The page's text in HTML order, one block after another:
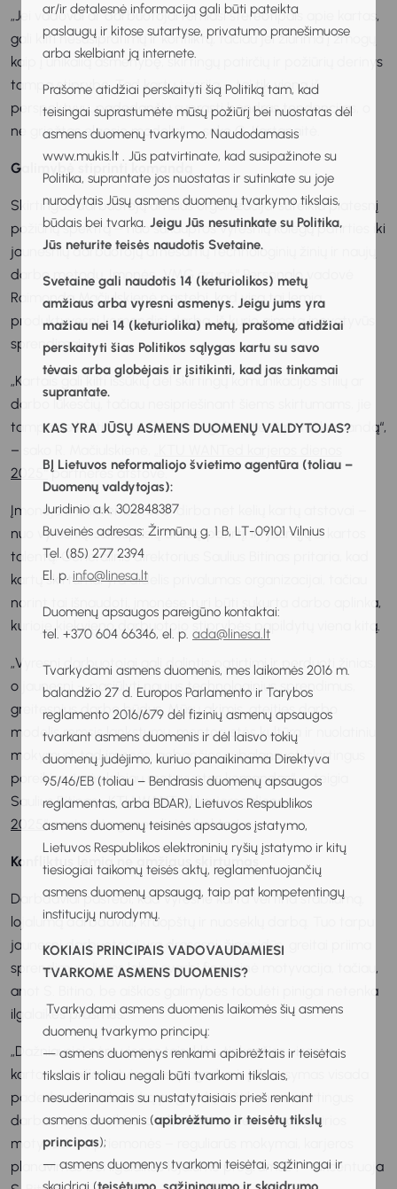
ar/ir detalesnė informacija gali būti pateikta
paslaugų ir kitose sutartyse, privatumo pranešimuose
arba skelbiant ją internete.
Prašome atidžiai perskaityti šią Politiką tam, kad
teisingai suprastumėte mūsų požiūrį bei nuostatas dėl
asmens duomenų tvarkymo. Naudodamasis
www.mukis.lt . Jūs patvirtinate, kad susipažinote su
Politika, suprantate jos nuostatas ir sutinkate su joje
nurodytais Jūsų asmens duomenų tvarkymo tikslais,
būdais bei tvarka. Jeigu Jūs nesutinkate su Politika,
Jūs neturite teisės naudotis Svetaine.
Svetaine gali naudotis 14 (keturiolikos) metų
amžiaus arba vyresni asmenys. Jeigu jums yra
mažiau nei 14 (keturiolika) metų, prašome atidžiai
perskaityti šias Politikos sąlygas kartu su savo
tėvais arba globėjais ir įsitikinti, kad jas tinkamai
suprantate.
KAS YRA JŪSŲ ASMENS DUOMENŲ VALDYTOJAS?
BĮ Lietuvos neformaliojo švietimo agentūra (toliau –
Duomenų valdytojas):
Juridinio a.k. 302848387
Buveinės adresas: Žirmūnų g. 1 B, LT-09101 Vilnius
Tel. (85) 277 2394
El. p. info@linesa.lt
Duomenų apsaugos pareigūno kontaktai:
tel. +370 604 66346, el. p. ada@linesa.lt
Tvarkydami asmens duomenis, mes laikomės 2016 m.
balandžio 27 d. Europos Parlamento ir Tarybos
reglamento 2016/679 dėl fizinių asmenų apsaugos
tvarkant asmens duomenis ir dėl laisvo tokių
duomenų judėjimo, kuriuo panaikinama Direktyva
95/46/EB (toliau – Bendrasis duomenų apsaugos
reglamentas, arba BDAR), Lietuvos Respublikos
asmens duomenų teisinės apsaugos įstatymo,
Lietuvos Respublikos elektroninių ryšių įstatymo ir kitų
tiesiogiai taikomų teisės aktų, reglamentuojančių
asmens duomenų apsaugą, taip pat kompetentingų
institucijų nurodymų.
KOKIAIS PRINCIPAIS VADOVAUDAMIESI
TVARKOME ASMENS DUOMENIS?
Tvarkydami asmens duomenis laikomės šių asmens
duomenų tvarkymo principų:
— asmens duomenys renkami apibrėžtais ir teisėtais
tikslais ir toliau negali būti tvarkomi tikslais,
nesuderinamais su nustatytaisiais prieš renkant
asmens duomenis (apibrėžtumo ir teisėtų tikslų
principas);
— asmens duomenys tvarkomi teisėtai, sąžiningai ir
„Jei vadovai ar darbuotojai remiasi stereotipais apie kartas,
gali kilti nesusipratimų ir konfliktų, tačiau jei žiūrima į žmogų
kaip į unikalią asmenybę, skirtingų patirčių ir požiūrių derinys
tampa stiprybe. Tad kartų teorija – tai tik viena iš
perspektyvų, padedančių suprasti bendras tendencijas, o
ne griežtas elgesio modelis“, – sako G. Kartanaitė.
Galimybė stiprinti komandą
Skirtingas darbuotojų amžius organizacijai suteikia platesnį
požiūrių spektrą – nuo sukauptos vyresnių kolegų patirties iki
jaunesnių darbuotojų atnešamų technologinių žinių ir naujų
darbo metodų. Įmonės „VMG grupė“ Personalo vadovė
Raimonda Mačiulskienė pastebi, kad visa tai lemia
produktyvesnį komandinį darbą, iš kurio gimsta inovatyvūs
sprendimai.
„Kartais gali kilti iššūkių dėl skirtingų komunikacijos stilių ar
darbo lūkesčių, tačiau nesipriešinant šiems skirtumams, jie
tampa ne kliūtimi, o papildoma galimybe stiprinti komandą“,
– sako R. Mačiulskienė,
2025“partnerės atstovė.
Įmonėje „Hollister Lietuva“ dirba net kelių kartų atstovai –
nuo vyresnių, sukaupusių didelę patirtį, iki jaunųjų Z kartos
talentų. Generalinis direktorius Saulius Bitinas pritaria, kad
kartų skirtumai yra didelis privalumas organizacijai, tačiau
norint tai išnaudoti, įmonėse turi būti sukurta darbo aplinka,
kurioje kiekvieno darbuotojo stiprybės papildytų viena kitą.
„Vyresni darbuotojai gali dalintis patirtimi ir perduoti žinias,
o jaunesni – pasiūlyti naujus technologinius sprendimus,
greitesnius darbo būdus. Mūsų akimis, ateities darbo
modelis remsis lankstumu, mentorystės kultūra ir nuolatiniu
mokymusi, tad įmonės, gebančios subalansuoti skirtingus
poreikius, turės labiau motyvuotas komandas“, – teigia
Saulius Bitinas,„KTU WANTed karjeros dienos
2025“partnerės generalinis direktorius.
Konfliktus lemia ne amžiaus skirtumas
Darbdaviai pastebi, kad vyresnė karta vertina stabilumą,
lojalumą darbdaviui, kruopštų ir nuoseklų darbą. Tuo tarpu
jaunesni darbuotojai yra drąsesni, žingeidūs, greitai priima
sprendimus. Jiems labai svarbi finansinė motyvacija, tačiau,
anot S. Bitino, be aiškios galimybės tobulėti pinigai netenka
ilgalaikės prasmės.
„Dažniausiai nėra vienos taisyklės, tinkančios visoms
kartoms, tačiau atvirumas, pagarba ir įsiklausymas visada
padeda sukurti bendrą pagrindą. Užtikrinant skirtingus
darbuotojų poreikius, darbovietėse derinamos įvairios
motyvacinės priemonės – reguliarūs mokymai, karjeros
planavimas bei ilgalaikės lojalumo programos“, – akcentuoja